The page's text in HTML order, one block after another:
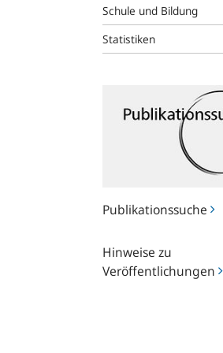
Schule und Bildung
Statistiken
Publikationssuche
Publikationssuche
Hinweise zu
Veröffentlichungen
zu
Veröffentlichungen